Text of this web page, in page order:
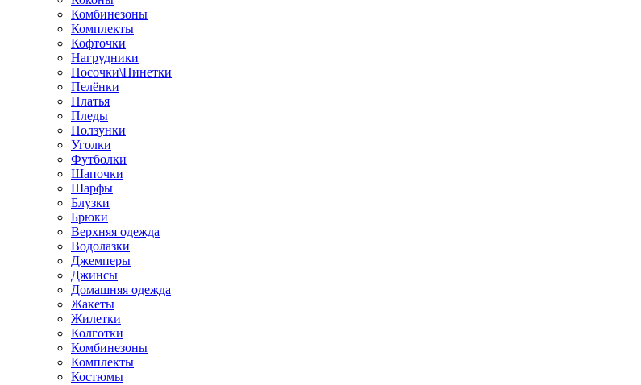
Комбинезоны
Комплекты
Кофточки
Нагрудники
Носочки\Пинетки
Пелёнки
Платья
Пледы
Ползунки
Уголки
Футболки
Шапочки
Шарфы
Блузки
Брюки
Верхняя одежда
Водолазки
Джемперы
Джинсы
Домашняя одежда
Жакеты
Жилетки
Колготки
Комбинезоны
Комплекты
Костюмы